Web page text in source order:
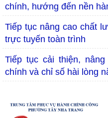
chính, hướng đến nền
Tiếp tục nâng cao chất
trực tuyến toàn trình
Tiếp tục cải thiện,
chính và chỉ số hài lòng